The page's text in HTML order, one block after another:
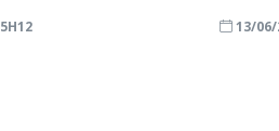
13/06/